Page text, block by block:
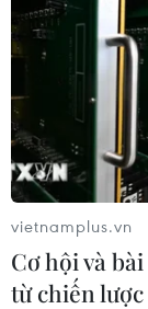
vietnamplus.vn
Cơ hội và
từ chiến